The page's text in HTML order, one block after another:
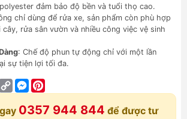
đảm bảo độ bền và tuổi thọ cao.
chỉ dùng để rửa xe, sản phẩm còn phù hợp
rửa sân vườn và nhiều công việc vệ sinh
: Chế độ phun tự động chỉ với một lần
sự tiện lợi tối đa.
Copy
Link
Messenger
0357 944 844 để được tư